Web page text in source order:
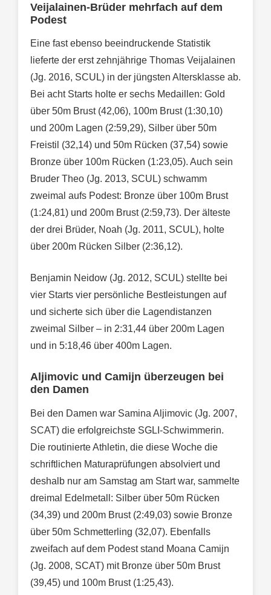
Veijalainen-Brüder mehrfach auf dem
Podest
Eine fast ebenso beeindruckende Statistik
lieferte der erst zehnjährige Thomas Veijalainen
(Jg. 2016, SCUL) in der jüngsten Altersklasse ab.
Bei acht Starts holte er sechs Medaillen: Gold
über 50m Brust (42,06), 100m Brust (1:30,10)
und 200m Lagen (2:59,29), Silber über 50m
Freistil (32,14) und 50m Rücken (37,54) sowie
Bronze über 100m Rücken (1:23,05). Auch sein
Bruder Theo (Jg. 2013, SCUL) schwamm
zweimal aufs Podest: Bronze über 100m Brust
(1:24,81) und 200m Brust (2:59,73). Der älteste
der drei Brüder, Noah (Jg. 2011, SCUL), holte
über 200m Rücken Silber (2:36,12).
Benjamin Neidow (Jg. 2012, SCUL) stellte bei
vier Starts vier persönliche Bestleistungen auf
und sicherte sich über die Lagendistanzen
zweimal Silber – in 2:31,44 über 200m Lagen
und in 5:18,46 über 400m Lagen.
Aljimovic und Camijn überzeugen bei
den Damen
Bei den Damen war Samina Aljimovic (Jg. 2007,
SCAT) die erfolgreichste SGLI-Schwimmerin.
Die routinierte Athletin, die diese Woche die
schriftlichen Maturaprüfungen absolviert und
deshalb nur am Samstag am Start war, sammelte
dreimal Edelmetall: Silber über 50m Rücken
(34,39) und 200m Brust (2:49,03) sowie Bronze
über 50m Schmetterling (32,07). Ebenfalls
zweifach auf dem Podest stand Moana Camijn
(Jg. 2008, SCAT) mit Bronze über 50m Brust
(39,45) und 100m Brust (1:25,43).